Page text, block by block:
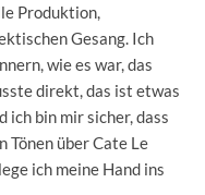
Produktion,
Gesang. Ich
wie es war, das
direkt, das ist etwas
ich bin mir sicher, dass
Tönen über Cate Le
ich meine Hand ins